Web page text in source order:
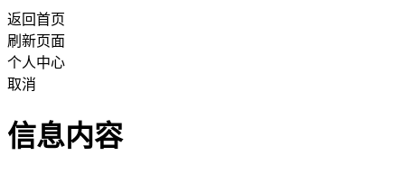
返回首页
刷新页面
个人中心
取消
信息内容